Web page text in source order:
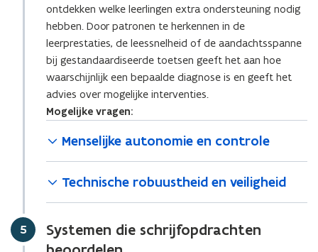
ontdekken welke leerlingen extra ondersteuning nodig
hebben. Door patronen te herkennen in de
leerprestaties, de leessnelheid of de aandachtsspanne
bij gestandaardiseerde toetsen geeft het aan hoe
waarschijnlijk een bepaalde diagnose is en geeft het
advies over mogelijke interventies.
Mogelijke vragen:
Menselijke autonomie en controle
Technische robuustheid en veiligheid
Stap
5
Systemen die schrijfopdrachten